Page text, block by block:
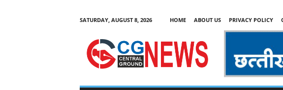
SATURDAY, AUGUST 8, 2026 HOME ABOUT US PRIVACY POLICY
C